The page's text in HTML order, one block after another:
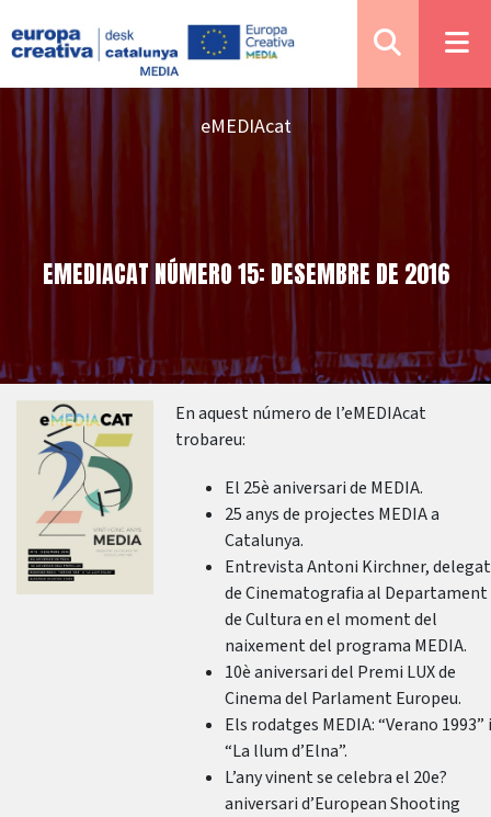
eMEDIAcat
EMEDIACAT NÚMERO 15: DESEMBRE DE 2016
En aquest número de l’eMEDIAcat
trobareu:
El 25è aniversari de MEDIA.
25 anys de projectes MEDIA a
Catalunya.
Entrevista Antoni Kirchner, delegat
de Cinematografia al Departament
de Cultura en el moment del
naixement del programa MEDIA.
10è aniversari del Premi LUX de
Cinema del Parlament Europeu.
Els rodatges MEDIA: “Verano 1993”
“La llum d’Elna”.
L’any vinent se celebra el 20e?
aniversari d’European Shooting